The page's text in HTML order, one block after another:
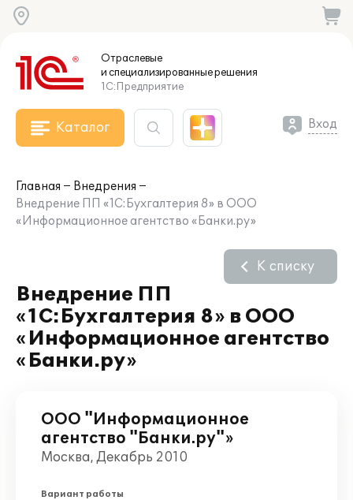
Отраслевые
и специализированныерешения
1С:Предприятие
Каталог Вход
Главная
Внедрения
Внедрение ПП «1C:Бухгалтерия 8» в ООО
«Информационное агентство «Банки.ру»
Внедрение ПП
«1C:Бухгалтерия 8» в ООО
«Информационное агентство
«Банки.ру»
К списку
ООО "Информационное
агентство "Банки.ру"»
Москва, Декабрь 2010
Вариант работы